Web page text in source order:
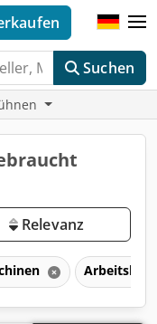
Suchen
Relevanz